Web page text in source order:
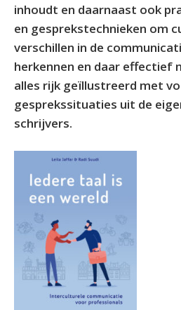
inhoudt en daarnaast ook
en gesprekstechnieken om
verschillen in de
herkennen en daar effectief
alles rijk geïllustreerd met
gesprekssituaties uit de
schrijvers.